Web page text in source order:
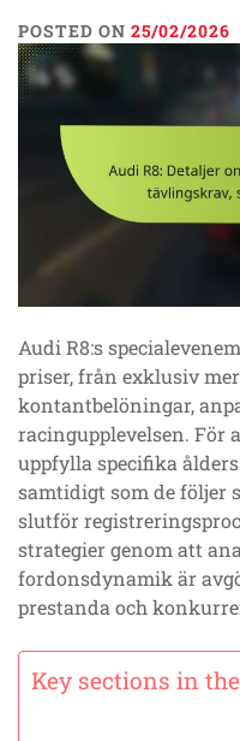
POSTED ON 25/02/2026
Audi R8:s
priser, från exklusiv
kontantbelöningar,
racingupplevelsen. För
uppfylla specifika
samtidigt som de följer
slutför
strategier genom att
fordonsdynamik är
prestanda och
Key sections in